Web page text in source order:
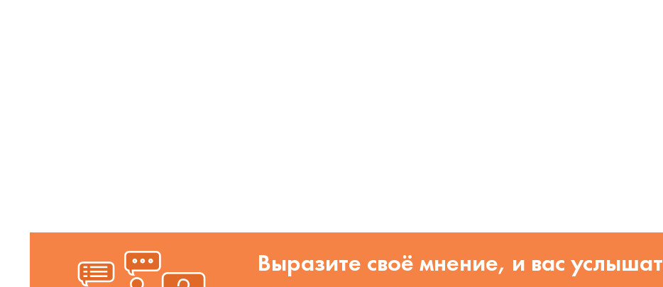
Выразите своё мнение, и вас услышат